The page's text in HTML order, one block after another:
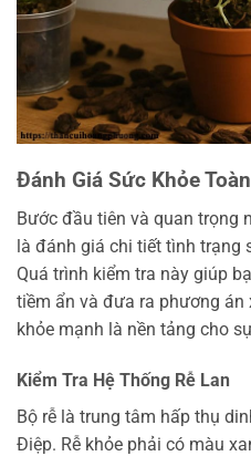
Đánh Giá Sức Khỏe
Bước đầu tiên và quan trọng
là đánh giá chi tiết tình trạng
Quá trình kiểm tra này giúp
tiềm ẩn và đưa ra phương
khỏe mạnh là nền tảng cho
Kiểm Tra Hệ Thống Rễ Lan
Bộ rễ là trung tâm hấp thụ
Điệp. Rễ khỏe phải có màu